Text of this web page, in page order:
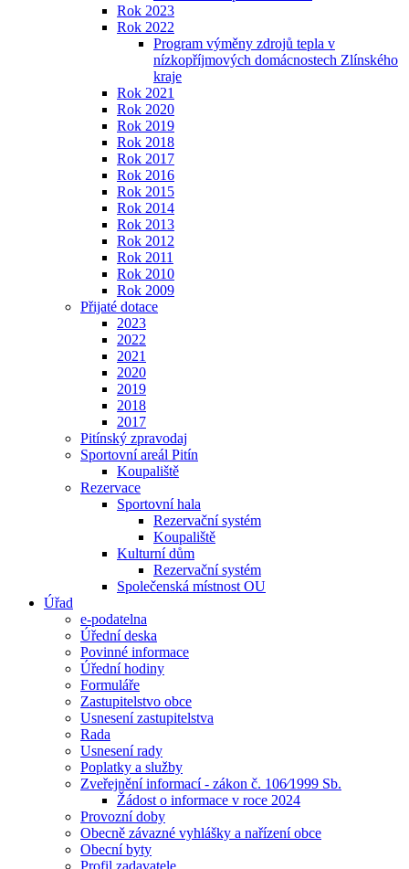
Rok 2023
Rok 2022
Program výměny zdrojů tepla v
nízkopříjmových domácnostech Zlínského
kraje
Rok 2021
Rok 2020
Rok 2019
Rok 2018
Rok 2017
Rok 2016
Rok 2015
Rok 2014
Rok 2013
Rok 2012
Rok 2011
Rok 2010
Rok 2009
Přijaté dotace
2023
2022
2021
2020
2019
2018
2017
Pitínský zpravodaj
Sportovní areál Pitín
Koupaliště
Rezervace
Sportovní hala
Rezervační systém
Koupaliště
Kulturní dům
Rezervační systém
Společenská místnost OU
Úřad
e-podatelna
Úřední deska
Povinné informace
Úřední hodiny
Formuláře
Zastupitelstvo obce
Usnesení zastupitelstva
Rada
Usnesení rady
Poplatky a služby
Zveřejnění informací - zákon č. 106⁄1999 Sb.
Žádost o informace v roce 2024
Provozní doby
Obecně závazné vyhlášky a nařízení obce
Obecní byty
Profil zadavatele